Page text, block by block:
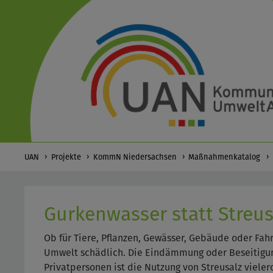
UAN Projekte KommN Niedersachsen Maßnahmenkatalog
Gurkenwasser statt
Ob für Tiere, Pflanzen, Gewässer, Gebäude oder
Umwelt schädlich. Die Eindämmung oder
Privatpersonen ist die Nutzung von Streusalz